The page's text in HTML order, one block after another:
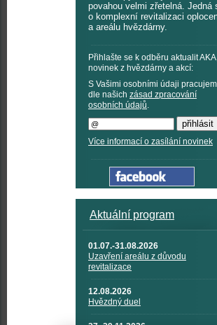
povahou velmi zřetelná. Jedná
o komplexní revitalizaci
a areálu hvězdárny.
Přihlašte se k odběru aktualit
novinek z hvězdárny a akcí:
S Vašimi osobními údaji
dle našich zásad zpracování
osobních údajů.
Více informací o zasílání novinek
Aktuální program
01.07.-31.08.2026
Uzavření areálu z důvodu
revitalizace
12.08.2026
Hvězdný duel